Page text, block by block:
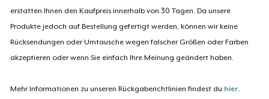
erstatten Ihnen den Kaufpreis innerhalb von 30 Tagen. Da unsere
Produkte jedoch auf Bestellung gefertigt werden, können wir keine
Rücksendungen oder Umtausche wegen falscher Größen oder Farben
akzeptieren oder wenn Sie einfach Ihre Meinung geändert haben.
Mehr Informationen zu unseren Rückgaberichtlinien findest du hier.